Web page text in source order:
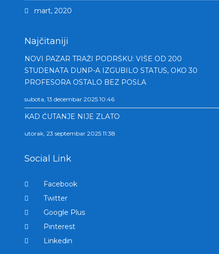
mart, 2020
Najčitaniji
NOVI PAZAR TRAŽI PODRŠKU: VIŠE OD 200
STUDENATA DUNP-A IZGUBILO STATUS, OKO 30
PROFESORA OSTALO BEZ POSLA
subota, 13 decembar 2025 10:46
KAD ĆUTANJE NIJE ZLATO
utorak, 23 septembar 2025 11:38
Social Link
Facebook
Twitter
Google Plus
Pinterest
Linkedin